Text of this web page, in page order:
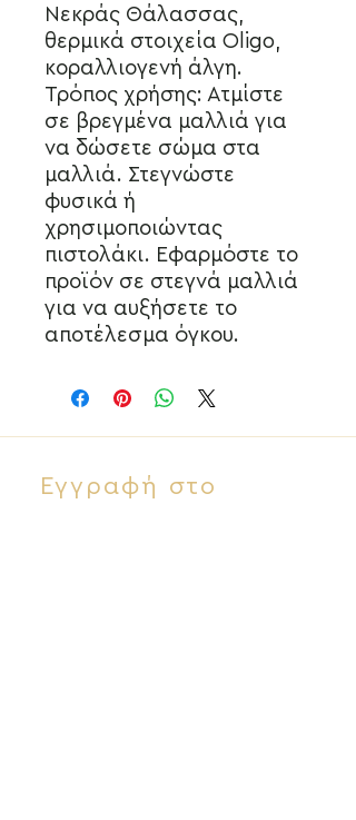
Νεκράς Θάλασσας,
θερμικά στοιχεία Oligo,
κοραλλιογενή άλγη.
Τρόπος χρήσης: Ατμίστε
σε βρεγμένα μαλλιά για
να δώσετε σώμα στα
μαλλιά. Στεγνώστε
φυσικά ή
χρησιμοποιώντας
πιστολάκι. Εφαρμόστε το
προϊόν σε στεγνά μαλλιά
για να αυξήσετε το
αποτέλεσμα όγκου.
Εγγραφή στο